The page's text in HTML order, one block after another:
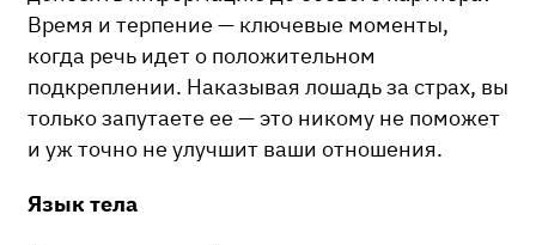
Время и терпение — ключевые моменты,
когда речь идет о положительном
подкреплении. Наказывая лошадь за страх, вы
только запутаете ее — это никому не поможет
и уж точно не улучшит ваши отношения.
Язык тела